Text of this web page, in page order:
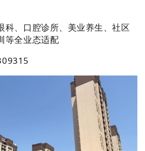
科、口腔诊所、美业养生、社区
等全业态适配